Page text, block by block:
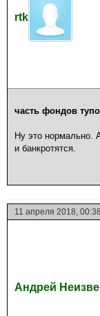
rtk
часть фондов
Ну это нормально.
и банкротятся.
11 апреля 2018, 00:38
Андрей